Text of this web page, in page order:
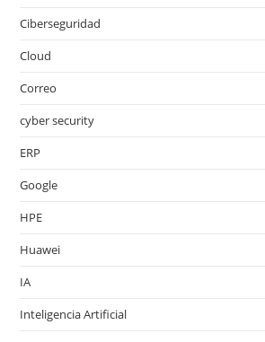
Ciberseguridad
Cloud
Correo
cyber security
ERP
Google
HPE
Huawei
IA
Inteligencia Artificial